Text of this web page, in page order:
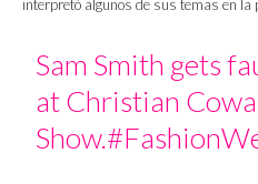
interpretó algunos de sus temas en la
Sam Smith gets
at Christian
Show.